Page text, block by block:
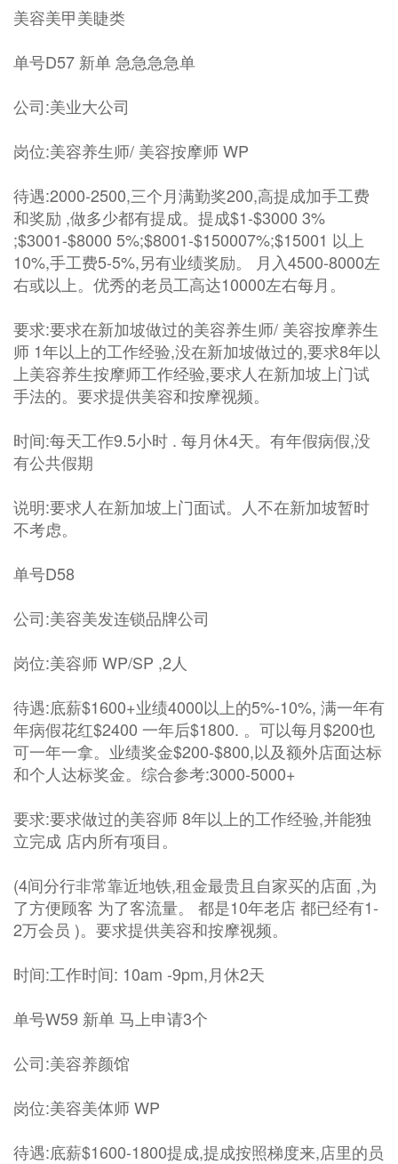
美容美甲美睫类
单号D57 新单 急急急急单
公司:美业大公司
岗位:美容养生师/ 美容按摩师 WP
待遇:2000-2500,三个月满勤奖200,高提成加手工费
和奖励 ,做多少都有提成。提成$1-$3000 3%
;$3001-$8000 5%;$8001-$150007%;$15001 以上
10%,手工费5-5%,另有业绩奖励。 月入4500-8000左
右或以上。优秀的老员工高达10000左右每月。
要求:要求在新加坡做过的美容养生师/ 美容按摩养生
师 1年以上的工作经验,没在新加坡做过的,要求8年以
上美容养生按摩师工作经验,要求人在新加坡上门试
手法的。要求提供美容和按摩视频。
时间:每天工作9.5小时 . 每月休4天。有年假病假,没
有公共假期
说明:要求人在新加坡上门面试。人不在新加坡暂时
不考虑。
单号D58
公司:美容美发连锁品牌公司
岗位:美容师 WP/SP ,2人
待遇:底薪$1600+业绩4000以上的5%-10%, 满一年有
年病假花红$2400 一年后$1800. 。可以每月$200也
可一年一拿。业绩奖金$200-$800,以及额外店面达标
和个人达标奖金。综合参考:3000-5000+
要求:要求做过的美容师 8年以上的工作经验,并能独
立完成 店内所有项目。
(4间分行非常靠近地铁,租金最贵且自家买的店面 ,为
了方便顾客 为了客流量。 都是10年老店 都已经有1-
2万会员 )。要求提供美容和按摩视频。
时间:工作时间: 10am -9pm,月休2天
单号W59 新单 马上申请3个
公司:美容养颜馆
岗位:美容美体师 WP
待遇:底薪$1600-1800提成,提成按照梯度来,店里的员